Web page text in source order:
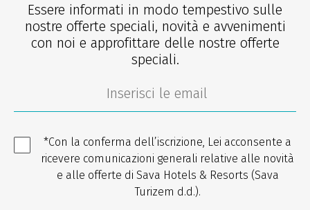
Essere informati in modo tempestivo sulle
nostre offerte speciali, novità e avvenimenti
con noi e approfittare delle nostre offerte
speciali.
*Con la conferma dell’iscrizione, Lei acconsente a
ricevere comunicazioni generali relative alle novità
e alle offerte di Sava Hotels & Resorts (Sava
Turizem d.d.).